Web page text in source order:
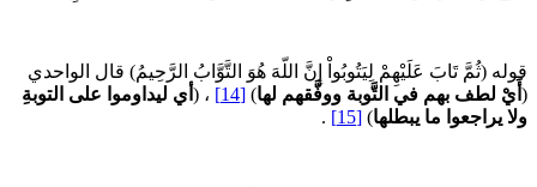
(ثُمَّ تَابَ عَلَيْهِمْ لِيَتُوبُواْ إِنَّ اللّهَ هُوَ التَّوَّابُ الرَّحِيمُ) قال الواحدي
أَيْ لطف بهم في التَّوبة ووفَّقهم لها)
[14] ، (أي ليداوموا على التوبةِ
يراجعوا ما يبطلها)
[15]
.